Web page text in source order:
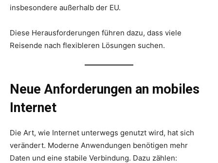
insbesondere außerhalb der EU.
Diese Herausforderungen führen dazu, dass viele
Reisende nach flexibleren Lösungen suchen.
Neue Anforderungen an mobiles
Internet
Die Art, wie Internet unterwegs genutzt wird, hat sich
verändert. Moderne Anwendungen benötigen mehr
Daten und eine stabile Verbindung. Dazu zählen: